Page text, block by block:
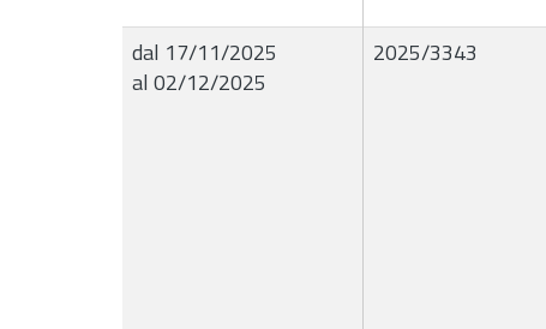
dal 17/11/2025
al 02/12/2025
2025/3343